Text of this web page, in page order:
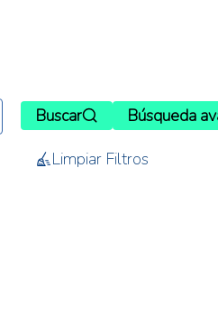
Buscar
Búsqueda
Limpiar Filtros